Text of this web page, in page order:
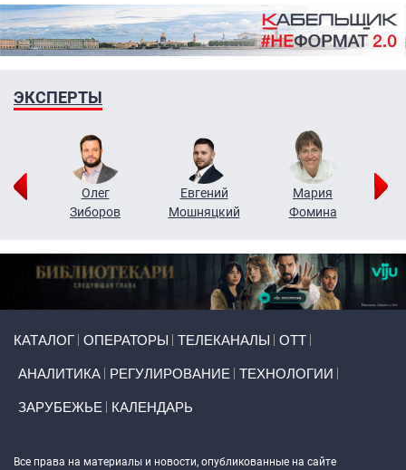
ЭКСПЕРТЫ
Олег
Зиборов
Евгений
Мошняцкий
Мария
Фомина
КАТАЛОГ ОПЕРАТОРЫ ТЕЛЕКАНАЛЫ ОТТ
АНАЛИТИКА РЕГУЛИРОВАНИЕ ТЕХНОЛОГИИ
ЗАРУБЕЖЬЕ КАЛЕНДАРЬ
Все права на материалы и новости, опубликованные на сайте